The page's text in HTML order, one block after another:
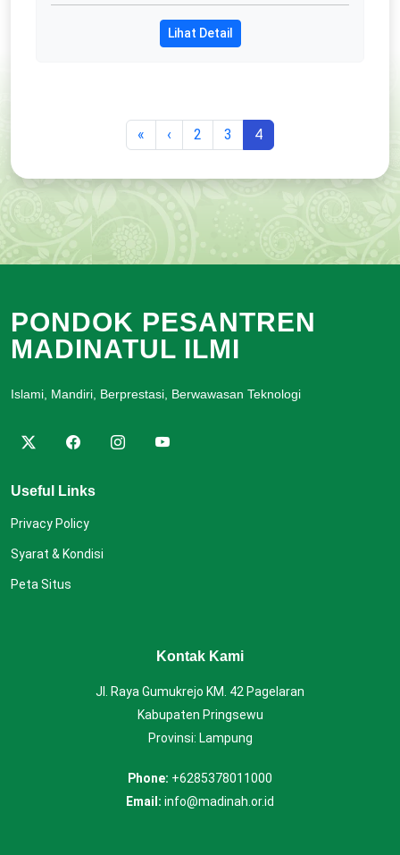
Lihat Detail
« ‹ 2 3 4
PONDOK PESANTREN
MADINATUL ILMI
Islami, Mandiri, Berprestasi, Berwawasan Teknologi
Useful Links
Privacy Policy
Syarat & Kondisi
Peta Situs
Kontak Kami
Jl. Raya Gumukrejo KM. 42 Pagelaran
Kabupaten Pringsewu
Provinsi: Lampung
Phone: +6285378011000
Email: info@madinah.or.id